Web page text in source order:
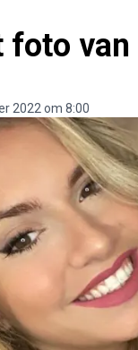
foto
2022 om 8:00